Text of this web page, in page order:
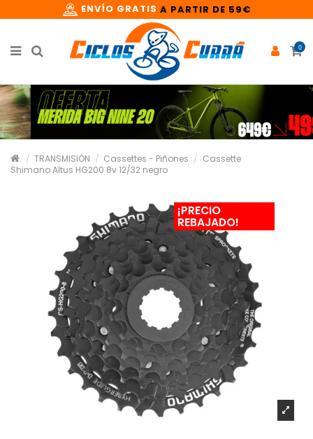
ENVÍO GRATIS A PARTIR DE 59€
0
TRANSMISIÓN Cassettes - Piñones
Cassette
Shimano Altus HG200 8v 12/32 negro
¡PRECIO
REBAJADO!